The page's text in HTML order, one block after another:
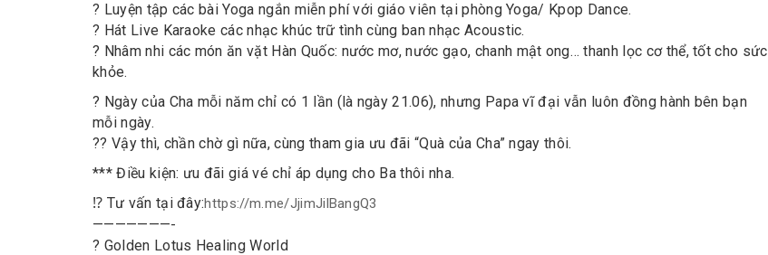
? Luyện tập các bài Yoga ngắn miễn phí với giáo viên tại phòng Yoga/ Kpop Dance.
? Hát Live Karaoke các nhạc khúc trữ tình cùng ban nhạc Acoustic.
? Nhâm nhi các món ăn vặt Hàn Quốc: nước mơ, nước gạo, chanh mật ong… thanh lọc cơ thể, tốt cho sức
khỏe.
? Ngày của Cha mỗi năm chỉ có 1 lần (là ngày 21.06), nhưng Papa vĩ đại vẫn luôn đồng hành bên bạn
mỗi ngày.
?? Vậy thì, chần chờ gì nữa, cùng tham gia ưu đãi “Quà của Cha” ngay thôi.
*** Điều kiện: ưu đãi giá vé chỉ áp dụng cho Ba thôi nha.
⁉️ Tư vấn tại đây:https://m.me/JjimJilBangQ3
———————-
? Golden Lotus Healing World